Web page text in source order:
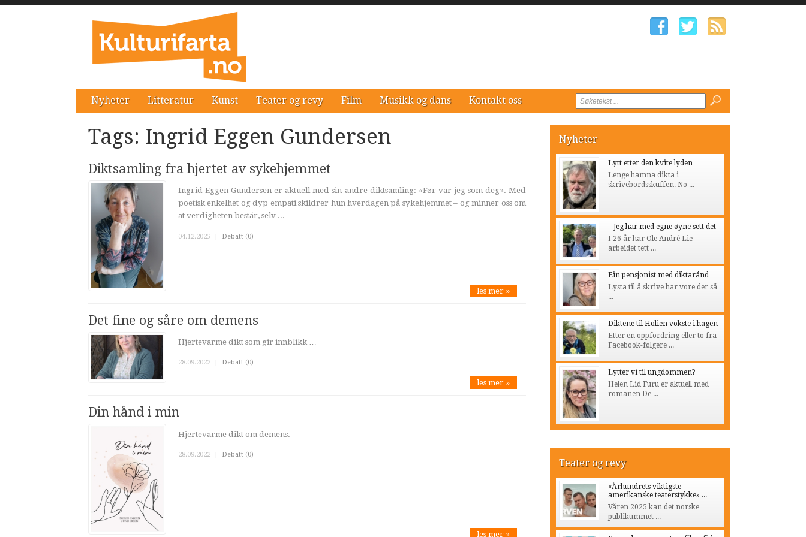
Nyheter Litteratur Kunst Teater og revy Film Musikk og dans Kontakt oss
Tags: Ingrid Eggen Gundersen
Diktsamling fra hjertet av sykehjemmet
Ingrid Eggen Gundersen er aktuell med sin andre diktsamling: «Før var jeg som deg». Med
poetisk enkelhet og dyp empati skildrer hun hverdagen på sykehjemmet – og minner oss om
at verdigheten består, selv ...
04.12.2025 | Debatt (0)
les mer »
Det fine og såre om demens
Hjertevarme dikt som gir innblikk …
28.09.2022 Debatt (0)
les mer »
Din hånd i min
Hjertevarme dikt om demens.
28.09.2022 | Debatt (0)
les mer »
Nyheter
Lytt etter den kvite lyden
Lenge hamna dikta i
skrivebordsskuffen. No ...
– Jeg har med egne øyne sett det
I 26 år har Ole André Lie
arbeidet tett ...
Ein pensjonist med diktarånd
Lysta til å skrive har vore der så
...
Diktene til Holien vokste i hagen
Etter en oppfordring eller to fra
Facebook-følgere ...
Lytter vi til ungdommen?
Helen Lid Furu er aktuell med
romanen De ...
Teater og revy
«Århundrets viktigste
amerikanske teaterstykke» ...
Våren 2025 kan det norske
publikummet ...